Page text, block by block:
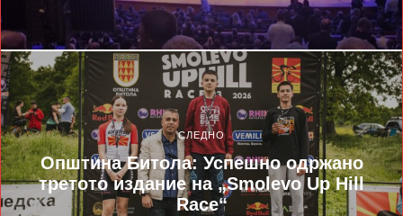
СЛЕДНО
Општина Битола: Успешно одржано
третото издание на „Smolevo Up Hill
Race“